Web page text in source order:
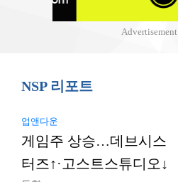
Advertisement
NSP 리포트
업앤다운
게임주 상승…데브시스
터즈↑·고스트스튜디오↓